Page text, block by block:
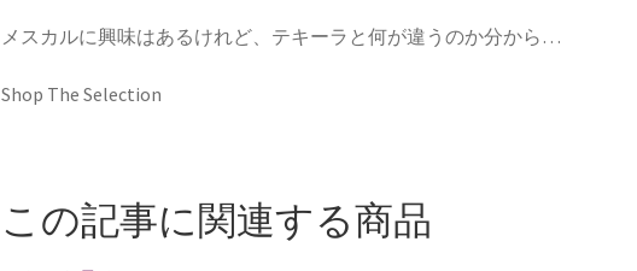
メスカルに興味はあるけれど、テキーラと何が違うのか分から…
Shop The Selection
この記事に関連する商品